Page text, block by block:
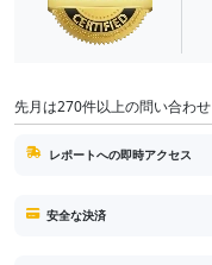
先月は270件以上の問い合わせ
レポートへの即時アクセス
安全な決済